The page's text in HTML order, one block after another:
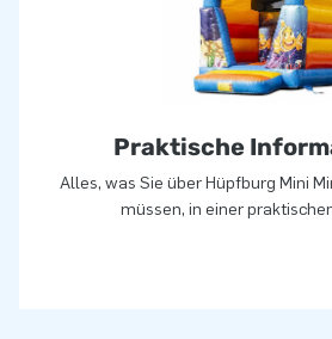
JB lässt Menschen weltweit seit über
gesehen ein Loch in die Luft springen.
aufblasbare Attraktionen auf
können sich auf unserem
Lieferung verlassen. Sie nennen uns
Praktische
Alles, was Sie über Hüpfburg Mini
müssen, in einer